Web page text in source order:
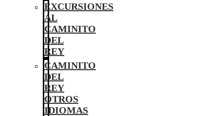
EXCURSIONES
AL
CAMINITO
DEL
REY
CAMINITO
DEL
REY
OTROS
IDIOMAS